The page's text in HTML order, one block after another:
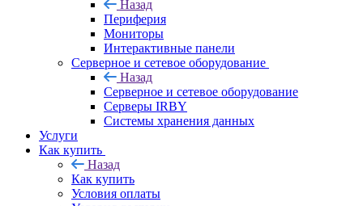
Назад
Периферия
Мониторы
Интерактивные панели
Серверное и сетевое оборудование
Назад
Серверное и сетевое оборудование
Серверы IRBY
Системы хранения данных
Услуги
Как купить
Назад
Как купить
Условия оплаты